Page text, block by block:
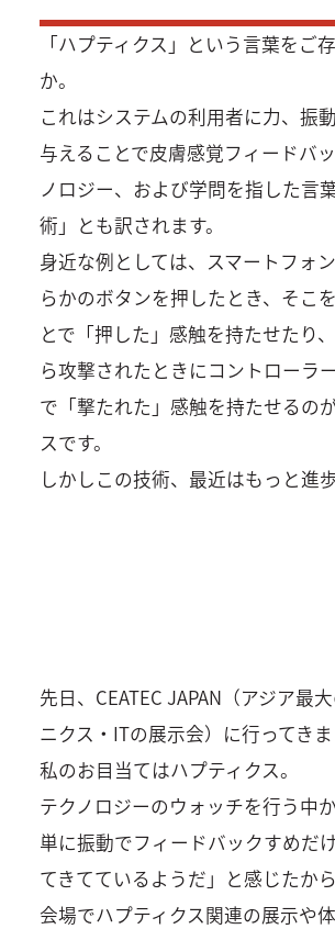
「ハプティクス」という言葉をご
か。
これはシステムの利用者に力、振
与えることで皮膚感覚フィードバ
ノロジー、および学問を指した言
術」とも訳されます。
身近な例としては、スマートフォ
らかのボタンを押したとき、そこ
とで「押した」感触を持たせたり
ら攻撃されたときにコントローラ
で「撃たれた」感触を持たせるの
スです。
しかしこの技術、最近はもっと進
先日、CEATEC JAPAN（アジア最
ニクス・ITの展示会）に行ってきま
私のお目当てはハプティクス。
テクノロジーのウォッチを行う中
単に振動でフィードバックすめだ
てきてているようだ」と感じたから
会場でハプティクス関連の展示や